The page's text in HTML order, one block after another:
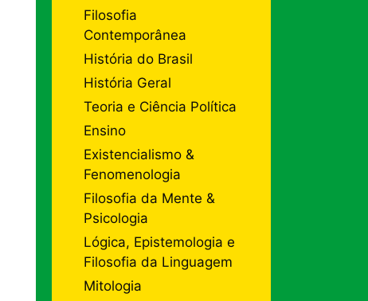
Filosofia
Contemporânea
História do Brasil
História Geral
Teoria e Ciência Política
Ensino
Existencialismo &
Fenomenologia
Filosofia da Mente &
Psicologia
Lógica, Epistemologia e
Filosofia da Linguagem
Mitologia